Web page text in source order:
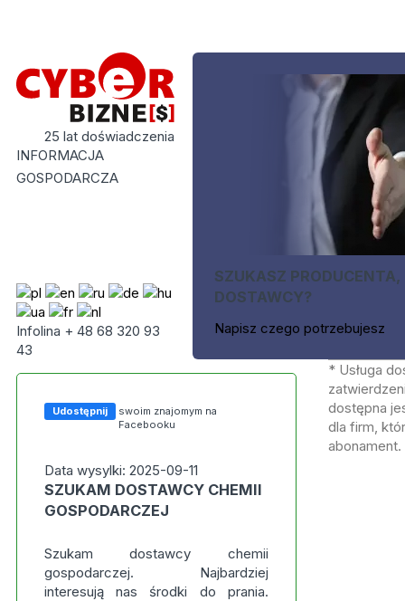
25 lat doświadczenia
INFORMACJA
GOSPODARCZA
Infolina + 48 68 320 93
43
SZUKASZ PRODUCENTA,
DOSTAWCY?
Napisz czego potrzebujesz
Udostępnij
swoim znajomym na
Facebooku
Data wysylki: 2025-09-11
SZUKAM DOSTAWCY CHEMII
GOSPODARCZEJ
Szukam dostawcy chemii
gospodarczej. Najbardziej
interesują nas środki do prania.
* Usługa
dostępna
dla firm,
abonament.